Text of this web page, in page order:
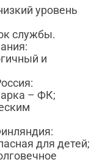
уровень
службы.
и
– ФК;
для детей;